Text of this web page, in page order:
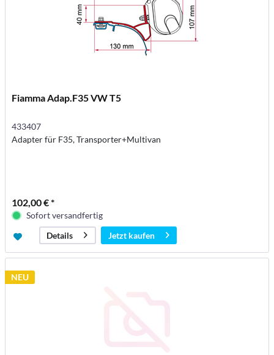
Fiamma Adap.F35 VW T5
433407
Adapter für F35, Transporter+Multivan
102,00 € *
Sofort versandfertig
Details
Jetzt kaufen
NEU